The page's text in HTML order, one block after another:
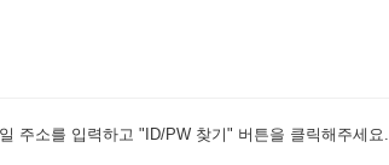
주소를 입력하고 "ID/PW 찾기" 버튼을 클릭해주세요.